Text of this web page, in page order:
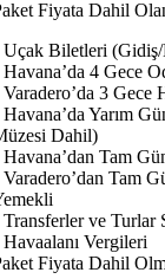
Fiyata Dahil
Uçak Biletleri
Havana’da 4 Gece
Varadero’da 3
Havana’da Yarım
Dahil)
Havana’dan Tam
Varadero’dan Tam
Transferler ve Turlar
Havaalanı Vergileri
Fiyata Dahil